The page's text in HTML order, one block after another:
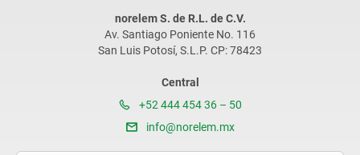
norelem S. de R.L. de C.V.
Av. Santiago Poniente No. 116
San Luis Potosí, S.L.P. CP: 78423
Central
+52 444 454 36 – 50
info@norelem.mx